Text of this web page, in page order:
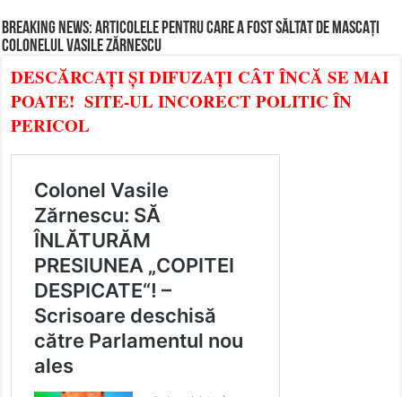
BREAKING NEWS: ARTICOLELE PENTRU CARE A FOST SĂLTAT DE MASCAȚI
COLONELUL VASILE ZĂRNESCU
DESCĂRCAȚI ȘI DIFUZAȚI CÂT ÎNCĂ SE MAI
POATE! SITE-UL INCORECT POLITIC ÎN
PERICOL